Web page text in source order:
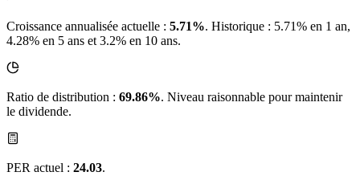
Croissance annualisée actuelle : 5.71%. Historique : 5.71% en 1 an,
4.28% en 5 ans et 3.2% en 10 ans.
Ratio de distribution : 69.86%. Niveau raisonnable pour maintenir
le dividende.
PER actuel : 24.03.